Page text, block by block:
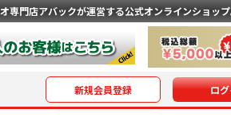
専門店アバックが運営する公式オンラインショップ
新規会員登録 ロ